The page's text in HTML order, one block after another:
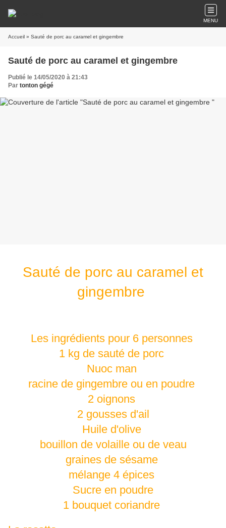
MENU
Accueil » Sauté de porc au caramel et gingembre
Sauté de porc au caramel et gingembre
Publié le 14/05/2020 à 21:43
Par tonton gégé
Sauté de porc au caramel et
gingembre
Les ingrédients pour 6 personnes
1 kg de sauté de porc
Nuoc man
racine de gingembre ou en poudre
2 oignons
2 gousses d'ail
Huile d'olive
bouillon de volaille ou de veau
graines de sésame
mélange 4 épices
Sucre en poudre
1 bouquet coriandre